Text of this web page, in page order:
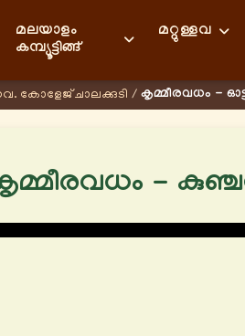
മലയാളം
കമ്പ്യൂട്ടിങ്ങ്
മറ്റുള്ളവ
കോളേജ് ചാലക്കുടി / കൃമ്മീരവധം -
-